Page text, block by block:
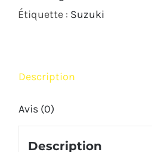
Étiquette : Suzuki
Description
Avis (0)
Description